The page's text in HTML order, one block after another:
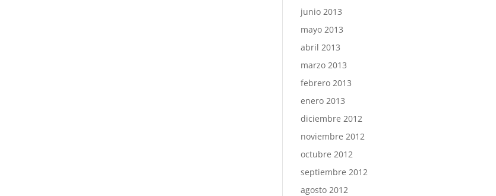
junio 2013
mayo 2013
abril 2013
marzo 2013
febrero 2013
enero 2013
diciembre 2012
noviembre 2012
octubre 2012
septiembre 2012
agosto 2012